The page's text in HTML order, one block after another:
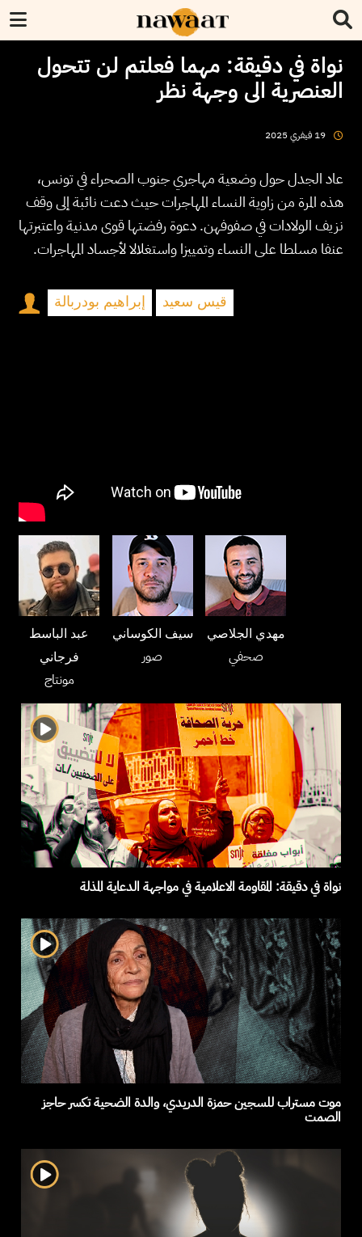
نواة في دقيقة: مهما فعلتم لن تتحول
العنصرية الى وجهة نظر
19 فيفري2025
عاد الجدل حول وضعية مهاجري جنوب الصحراء في تونس،
هذه المرة من زاوية النساء المهاجرات حيث دعت نائبة إلى وقف
نزيف الولادات في صفوفهن. دعوة رفضتها قوى مدنية واعتبرتها
عنفا مسلطا على النساء وتمييزا واستغلالا لأجساد المهاجرات.
إبراهيم بودربالة قيس سعيد
عبد الباسط
فرجاني
مونتاج
سيف الكوساني
صور
مهدي الجلاصي
صحفي
نواة في دقيقة: المقاومة الاعلامية في مواجهة الدعاية المذلة
موت مستراب للسجين حمزة الدريدي، والدة الضحية تكسر حاجز
الصمت